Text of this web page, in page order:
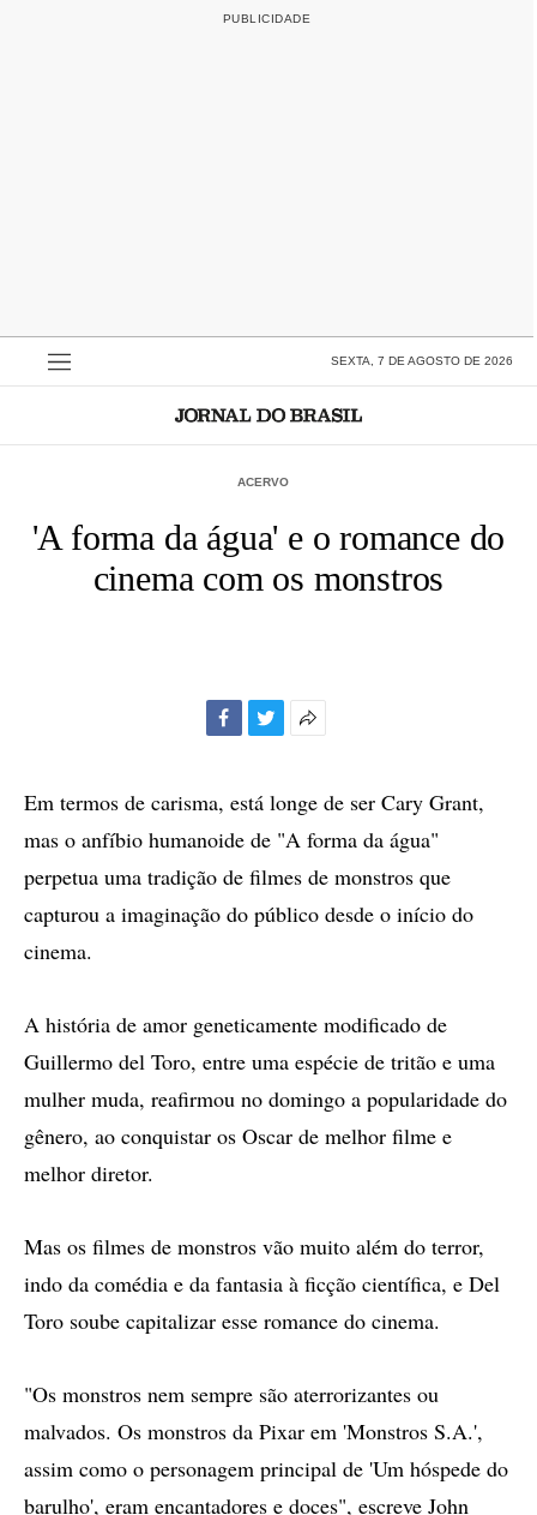
SEXTA, 7 DE AGOSTO DE 2026
ACERVO
'A forma da água' e o romance do
cinema com os monstros
compartilhamento
Em termos de carisma, está longe de ser Cary Grant,
mas o anfíbio humanoide de "A forma da água"
perpetua uma tradição de filmes de monstros que
capturou a imaginação do público desde o início do
cinema.
A história de amor geneticamente modificado de
Guillermo del Toro, entre uma espécie de tritão e uma
mulher muda, reafirmou no domingo a popularidade do
gênero, ao conquistar os Oscar de melhor filme e
melhor diretor.
Mas os filmes de monstros vão muito além do terror,
indo da comédia e da fantasia à ficção científica, e Del
Toro soube capitalizar esse romance do cinema.
"Os monstros nem sempre são aterrorizantes ou
malvados. Os monstros da Pixar em 'Monstros S.A.',
assim como o personagem principal de 'Um hóspede do
barulho', eram encantadores e doces", escreve John